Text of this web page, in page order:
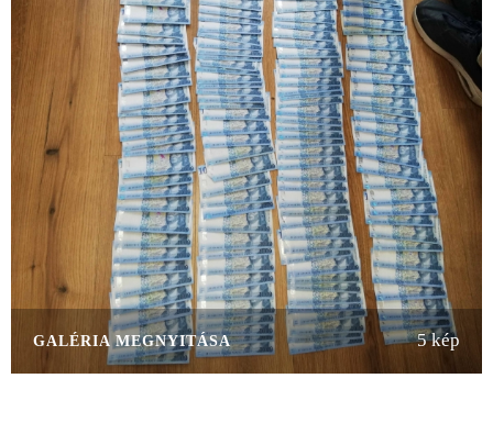
5 kép
GALÉRIA MEGNYITÁSA